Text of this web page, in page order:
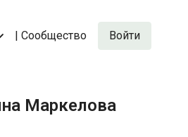
| Сообщество Войти
Маркелова